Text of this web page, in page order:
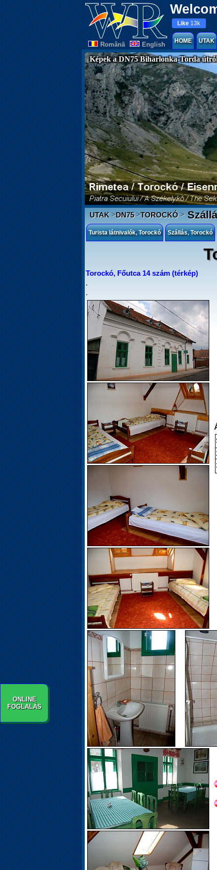
Românã English
Like 13k
HOME UTAK
Képek a DN75 Biharlonka-Torda
UTAK>DN75>TOROCKÓ>
Turista látnivalók, Torockó Szállás, Torockó
ONLINE
FOGLALÁS
Torockó, Főutca 14 szám (térkép)
.
.